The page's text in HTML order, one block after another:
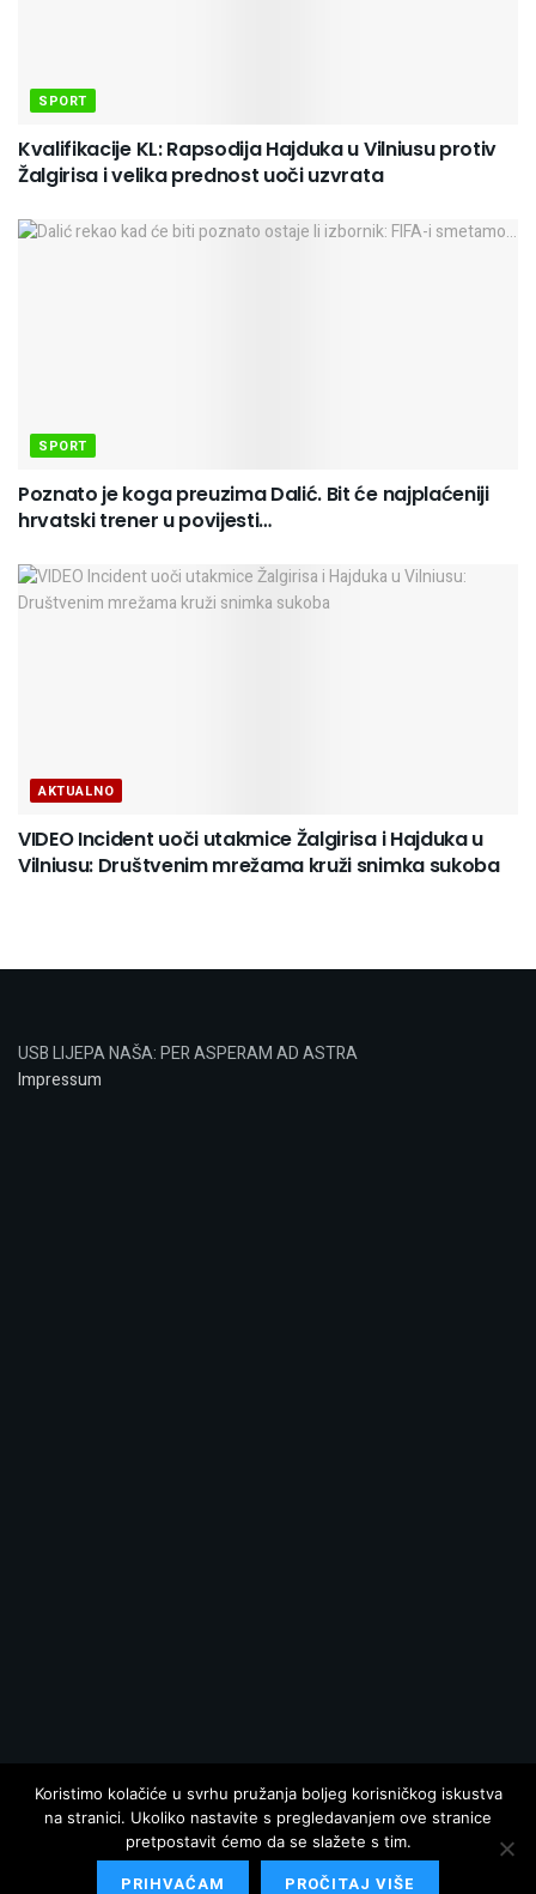
SPORT
Kvalifikacije KL: Rapsodija Hajduka u Vilniusu protiv
Žalgirisa i velika prednost uoči uzvrata
SPORT
Poznato je koga preuzima Dalić. Bit će najplaćeniji
hrvatski trener u povijesti…
AKTUALNO
VIDEO Incident uoči utakmice Žalgirisa i Hajduka u
Vilniusu: Društvenim mrežama kruži snimka sukoba
USB LIJEPA NAŠA: PER ASPERAM AD ASTRA
Impressum
© 2025 Hrvatska danas
Koristimo kolačiće u svrhu pružanja boljeg korisničkog iskustva
na stranici. Ukoliko nastavite s pregledavanjem ove stranice
pretpostavit ćemo da se slažete s tim.
PRIHVAĆAM PROČITAJ VIŠE